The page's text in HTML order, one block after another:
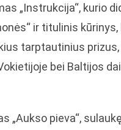
„Instrukcija“, kurio
ir titulinis
tarptautinius
bei Baltijos
„Aukso pieva“,